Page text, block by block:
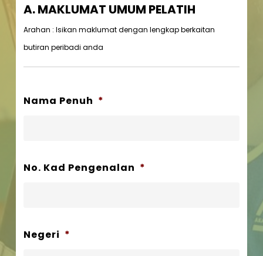
A. MAKLUMAT UMUM PELATIH
Arahan : Isikan maklumat dengan lengkap berkaitan
butiran peribadi anda
Nama Penuh *
No. Kad Pengenalan *
Negeri *